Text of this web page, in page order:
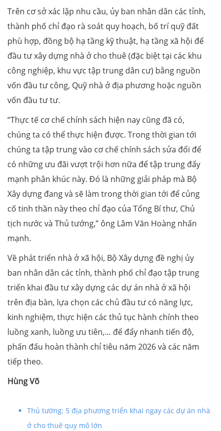
Trên cơ sở xác lập nhu cầu, ủy ban nhân dân các tỉnh,
thành phố chỉ đạo rà soát quy hoạch, bố trí quỹ đất
phù hợp, đồng bộ hạ tầng kỹ thuật, hạ tầng xã hội để
đầu tư xây dựng nhà ở cho thuê (đặc biệt tại các khu
công nghiệp, khu vực tập trung dân cư) bằng nguồn
vốn đầu tư công, Quỹ nhà ở địa phương hoặc nguồn
vốn đầu tư tư.
“Thực tế cơ chế chính sách hiện nay cũng đã có,
chúng ta có thể thực hiện được. Trong thời gian tới
chúng ta tập trung vào cơ chế chính sách sửa đổi để
có những ưu đãi vượt trội hơn nữa để tập trung đẩy
mạnh phân khúc này. Đó là những giải pháp mà Bộ
Xây dựng đang và sẽ làm trong thời gian tới để củng
cố tinh thần này theo chỉ đạo của Tổng Bí thư, Chủ
tịch nước và Thủ tướng,” ông Lâm Văn Hoàng nhấn
mạnh.
Về phát triển nhà ở xã hội, Bộ Xây dựng đề nghị ủy
ban nhân dân các tỉnh, thành phố chỉ đạo tập trung
triển khai đầu tư xây dựng các dự án nhà ở xã hội
trên địa bàn, lựa chọn các chủ đầu tư có năng lực,
kinh nghiệm, thực hiện các thủ tục hành chính theo
luồng xanh, luồng ưu tiên,… để đẩy nhanh tiến độ,
phấn đấu hoàn thành chỉ tiêu năm 2026 và các năm
tiếp theo.
Hùng Võ
Thủ tướng: 5 địa phương triển khai ngay các dự án nhà
ở cho thuê quy mô lớn